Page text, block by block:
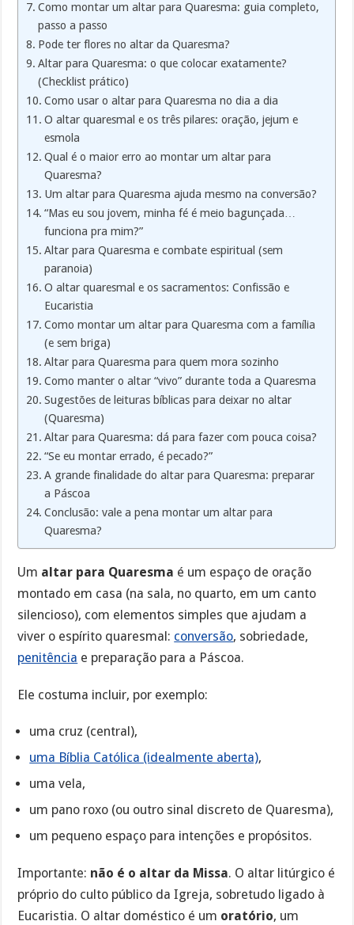
Como montar um altar para Quaresma: guia completo,
passo a passo
Pode ter flores no altar da Quaresma?
Altar para Quaresma: o que colocar exatamente?
(Checklist prático)
Como usar o altar para Quaresma no dia a dia
O altar quaresmal e os três pilares: oração, jejum e
esmola
Qual é o maior erro ao montar um altar para
Quaresma?
Um altar para Quaresma ajuda mesmo na conversão?
“Mas eu sou jovem, minha fé é meio bagunçada…
funciona pra mim?”
Altar para Quaresma e combate espiritual (sem
paranoia)
O altar quaresmal e os sacramentos: Confissão e
Eucaristia
Como montar um altar para Quaresma com a família
(e sem briga)
Altar para Quaresma para quem mora sozinho
Como manter o altar “vivo” durante toda a Quaresma
Sugestões de leituras bíblicas para deixar no altar
(Quaresma)
Altar para Quaresma: dá para fazer com pouca coisa?
“Se eu montar errado, é pecado?”
A grande finalidade do altar para Quaresma: preparar
a Páscoa
Conclusão: vale a pena montar um altar para
Quaresma?
Um altar para Quaresma é um espaço de oração
montado em casa (na sala, no quarto, em um canto
silencioso), com elementos simples que ajudam a
viver o espírito quaresmal: conversão, sobriedade,
penitência e preparação para a Páscoa.
Ele costuma incluir, por exemplo:
uma cruz (central),
uma Bíblia Católica (idealmente aberta),
uma vela,
um pano roxo (ou outro sinal discreto de Quaresma),
um pequeno espaço para intenções e propósitos.
Importante: não é o altar da Missa. O altar litúrgico é
próprio do culto público da Igreja, sobretudo ligado à
Eucaristia. O altar doméstico é um oratório, um